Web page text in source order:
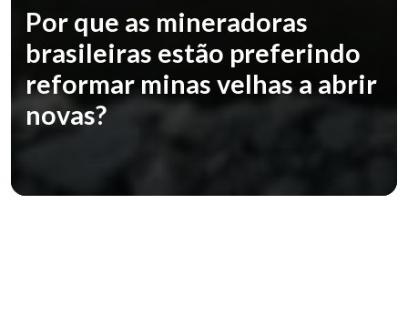
Por que as mineradoras
brasileiras estão preferindo
reformar minas velhas a abrir
novas?